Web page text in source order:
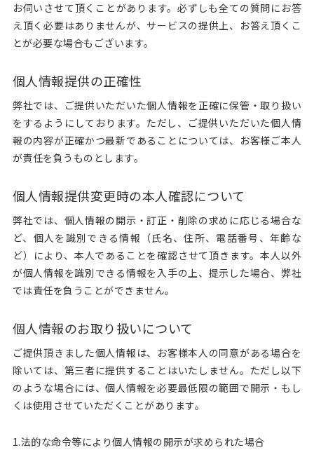
お伺いさせて頂くことがあります。必ずしも全ての質問にお答
え頂く必要はありませんが、サービスの提供上、お答え頂くこ
とが必要な場合もございます。
個人情報提供の正確性
弊社では、ご提供いただいた個人情報を正確に保管・取り扱い
をするようにしております。ただし、ご提供いただいた個人情
報の内容が正確かつ最新であることについては、お客様ご本人
が責任を負うものとします。
個人情報提供変更時の本人確認について
弊社では、個人情報の開示・訂正・削除の求めに応じる場合な
ど、個人を識別できる情報（氏名、住所、電話番号、年齢な
ど）により、本人であることを確認させて頂きます。本人以外
が個人情報を識別できる情報を入手の上、提示した場合、弊社
では責任を負うことができません。
個人情報のお取り扱いについて
ご提供頂きました個人情報は、お客様本人の同意がある場合を
除いては、第三者に提供することはいたしません。ただし以下
のような場合には、個人情報を必要最低限の範囲で開示・もし
くは使用させていただくことがあります。
1.法的な命令等により個人情報の開示が求められた場合